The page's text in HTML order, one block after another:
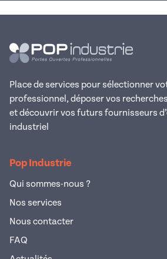
Place de services pour sélectionner
professionnel, déposer vos
et découvrir vos futurs fournisseurs
industriel
Pop Industrie
Qui sommes-nous ?
Nos services
Nous contacter
FAQ